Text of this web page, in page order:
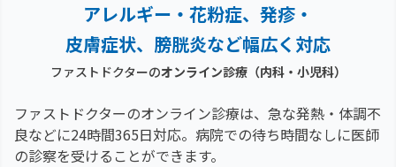
アレルギー・花粉症、 発疹・
皮膚症状、膀胱炎など幅広く対応
ファストドクターのオンライン診療（内科・小児科）
ファストドクターのオンライン診療は、急な発熱・体調不
良などに24時間365日対応。 病院での待ち時間なしに医師
の診察を受けることができます。